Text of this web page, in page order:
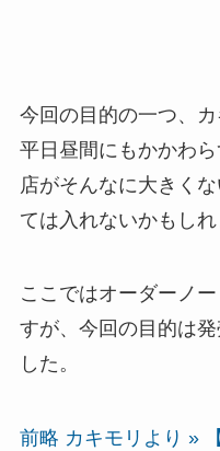
今回の目的の一つ、カ
平日昼間にもかかわ
店がそんなに大きく
ては入れないかもしれ
ここではオーダーノ
すが、今回の目的は
した。
前略 カキモリより »